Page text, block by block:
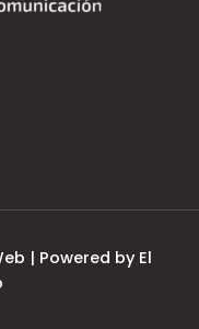
| Powered by El